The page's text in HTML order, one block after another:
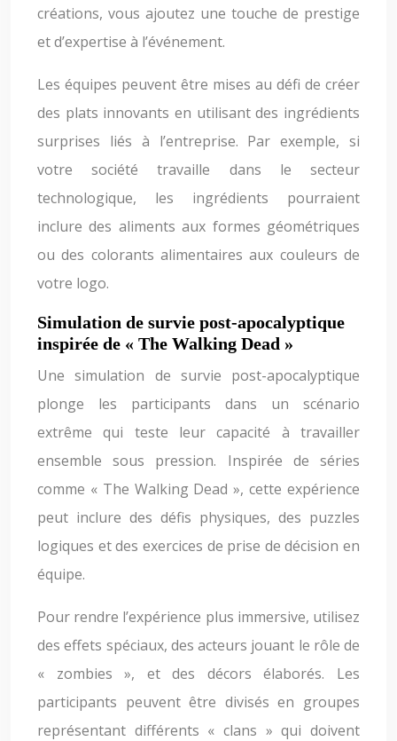
créations, vous ajoutez une touche de prestige
et d’expertise à l’événement.
Les équipes peuvent être mises au défi de créer
des plats innovants en utilisant des ingrédients
surprises liés à l’entreprise. Par exemple, si
votre société travaille dans le secteur
technologique, les ingrédients pourraient
inclure des aliments aux formes géométriques
ou des colorants alimentaires aux couleurs de
votre logo.
Simulation de survie post-apocalyptique
inspirée de « The Walking Dead »
Une simulation de survie post-apocalyptique
plonge les participants dans un scénario
extrême qui teste leur capacité à travailler
ensemble sous pression. Inspirée de séries
comme « The Walking Dead », cette expérience
peut inclure des défis physiques, des puzzles
logiques et des exercices de prise de décision en
équipe.
Pour rendre l’expérience plus immersive, utilisez
des effets spéciaux, des acteurs jouant le rôle de
« zombies », et des décors élaborés. Les
participants peuvent être divisés en groupes
représentant différents « clans » qui doivent